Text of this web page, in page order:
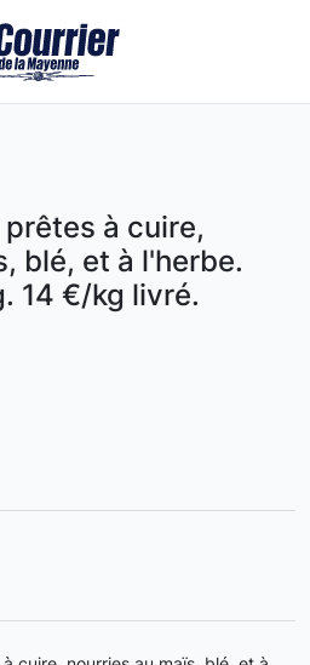
à cuire,
blé, et à l'herbe.
14 €/kg livré.